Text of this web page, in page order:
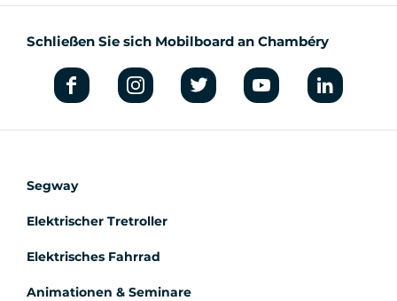
Schließen Sie sich Mobilboard an Chambéry
Segway
Elektrischer Tretroller
Elektrisches Fahrrad
Animationen & Seminare